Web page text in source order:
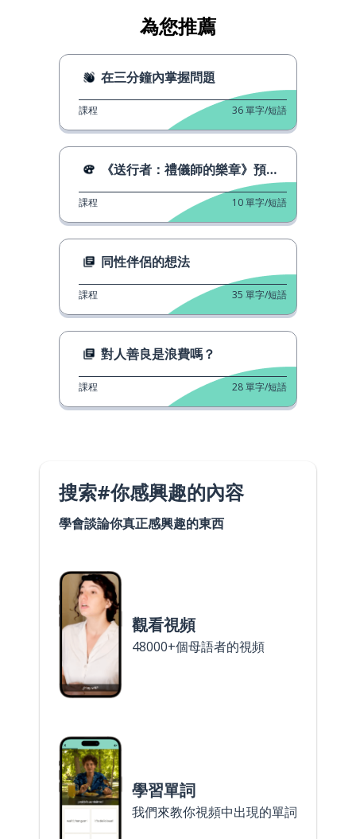
為您推薦
在三分鐘內掌握問題
課程 36單字/短語
《送行者：禮儀師的樂章》預告片
課程 10單字/短語
同性伴侶的想法
課程 35 單字/短語
對人善良是浪費嗎？
課程 28單字/短語
搜索#你感興趣的內容
學會談論你真正感興趣的東西
觀看視頻
48000+個母語者的視頻
學習單詞
我們來教你視頻中出現的單詞